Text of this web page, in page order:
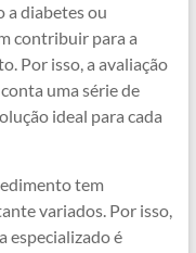
a diabetes ou
contribuir para a
Por isso, a avaliação
uma série de
ideal para cada
tem
variados. Por isso,
especializado é